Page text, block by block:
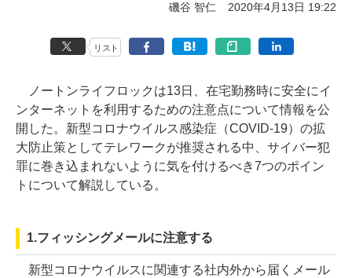
磯谷 智仁 2020年4月13日 19:22
リスト
ノートンライフロックは13日、在宅勤務時に安全にイ
ンターネットを利用するための注意点について情報を公
開した。新型コロナウイルス感染症（COVID-19）の拡
大防止策としてテレワークが推奨される中、サイバー犯
罪に巻き込まれないように気を付けるべき7つのポイン
トについて解説している。
1.フィッシングメールに注意する
新型コロナウイルスに関連する社内外から届くメール